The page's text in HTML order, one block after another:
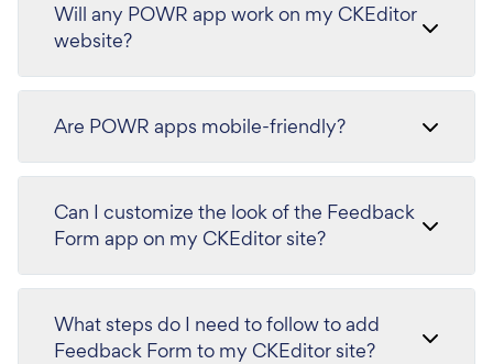
Will any POWR app work on my CKEditor
website?
Are POWR apps mobile-friendly?
Can I customize the look of the Feedback
Form app on my CKEditor site?
What steps do I need to follow to add
Feedback Form to my CKEditor site?